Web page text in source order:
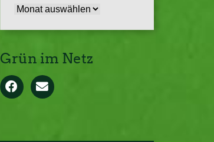
Archiv
Grün im Netz